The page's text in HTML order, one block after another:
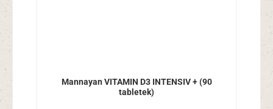
Mannayan VITAMIN D3 INTENSIV + (90
tabletek)